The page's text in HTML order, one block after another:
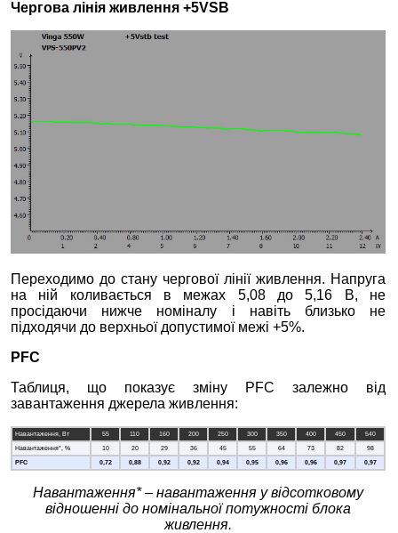
Чергова лінія живлення +5VSB
Переходимо до стану чергової лінії живлення. Напруга
на ній коливається в межах 5,08 до 5,16 В, не
просідаючи нижче номіналу і навіть близько не
підходячи до верхньої допустимої межі +5%.
PFC
Таблиця, що показує зміну PFC залежно від
завантаження джерела живлення:
Навантаження, Вт 55 110 160 200 250 300 350 400 450
540
Навантаження*, %
10 20 29 36 45 55 64 73 82
98
PFC
0,72 0,88 0,92 0,92 0,94 0,95 0,96 0,96 0,97 0,97
Навантаження* – навантаження у відсотковому
відношенні до номінальної потужності блока
живлення.